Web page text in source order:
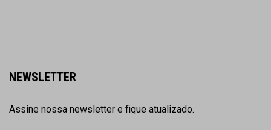
NEWSLETTER
Assine nossa newsletter e fique atualizado.